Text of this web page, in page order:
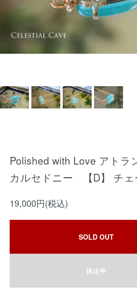
Polished with Love アトラ
カルセドニー 【D】 チェ
19,000円(税込)
SOLD OUT
休止中